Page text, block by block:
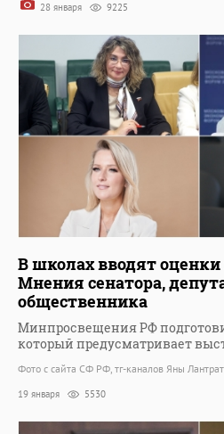
28 января 9225
В школах вводят оценки
Мнения сенатора,
общественника
Минпросвещения РФ
который предусматривает
Фото с сайта СФ РФ, тг-каналов Яны
19 января 5530